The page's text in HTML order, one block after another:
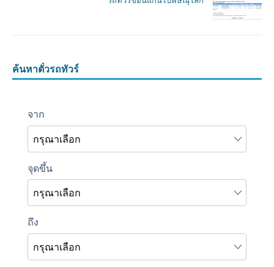
ค้นหาตั๋วรถทัวร์